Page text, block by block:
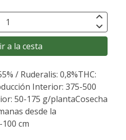
a la cesta
/ Ruderalis: 0,8%THC:
Interior: 375-500
50-175 g/plantaCosecha
desde la
cm